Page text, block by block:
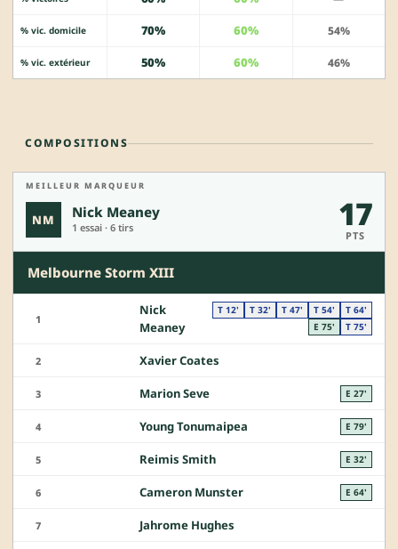
% vic. domicile 70% 60% 54%
% vic. extérieur 50% 60% 46%
COMPOSITIONS
MEILLEUR MARQUEUR
NM Nick Meaney
1 essai · 6 tirs 17
PTS
Melbourne Storm XIII
1
Nick
Meaney
T 12' T 32' T 47' T 54'
T 64'
E 75'
T 75'
2 Xavier Coates
3 Marion Seve E 27'
4 Young Tonumaipea E 79'
5 Reimis Smith E 32'
6 Cameron Munster E 64'
7 Jahrome Hughes